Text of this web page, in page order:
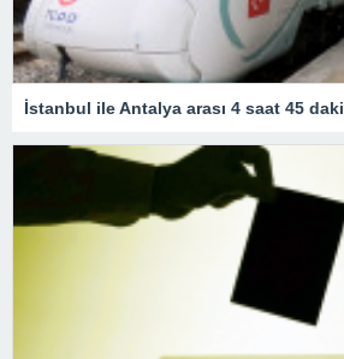
İstanbul ile Antalya arası 4 saat 45